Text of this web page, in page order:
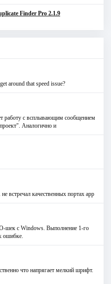
Finder Pro 2.1.9
around that speed issue?
работу с всплывающим сообщением
Аналогично и
встречал качественных портах app
шек с Windows. Выполнение 1-го
ошибке.
что напрягает мелкий шрифт.